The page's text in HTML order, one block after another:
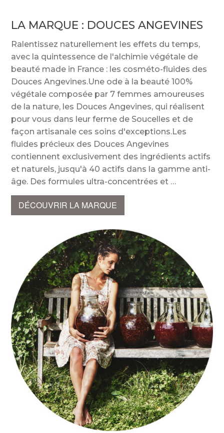
LA MARQUE : DOUCES ANGEVINES
Ralentissez naturellement les effets du temps,
avec la quintessence de l'alchimie végétale de
beauté made in France : les cosméto-fluides des
Douces Angevines.Une ode à la beauté 100%
végétale composée par 7 femmes amoureuses
de la nature, les Douces Angevines, qui réalisent
pour vous dans leur ferme de Soucelles et de
façon artisanale ces soins d'exceptions.Les
fluides précieux des Douces Angevines
contiennent exclusivement des ingrédients actifs
et naturels, jusqu'à 40 actifs dans la gamme anti-
ge. Des formules ultra-concentrées et
DÉCOUVRIR LA MARQUE